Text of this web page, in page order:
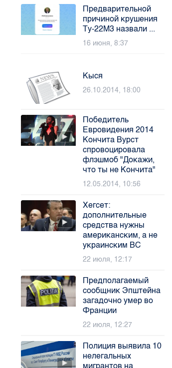
Предварительной
причиной крушения
Ту-22М3 назвали ...
16 июня, 8:37
Кыся
26.10.2014, 18:00
Победитель
Евровидения 2014
Кончита Вурст
спровоцировала
флэшмоб "Докажи,
что ты не Кончита"
12.05.2014, 10:56
Хегсет:
дополнительные
средства нужны
американским, а не
украинским ВС
22 июля, 12:17
Предполагаемый
сообщник Эпштейна
загадочно умер во
Франции
22 июля, 12:27
Полиция выявила 10
нелегальных
мигрантов на